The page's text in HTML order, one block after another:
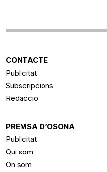
CONTACTE
Publicitat
Subscripcions
Redacció
PREMSA D’OSONA
Publicitat
Qui som
On som